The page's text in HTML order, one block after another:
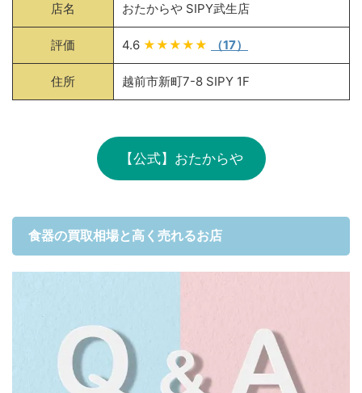
店名 おたからや SIPY武生店
評価 4.6 ★★★★★ （17）
住所 越前市新町7-8 SIPY 1F
【公式】おたからや
食器の買取相場と高く売れるお店